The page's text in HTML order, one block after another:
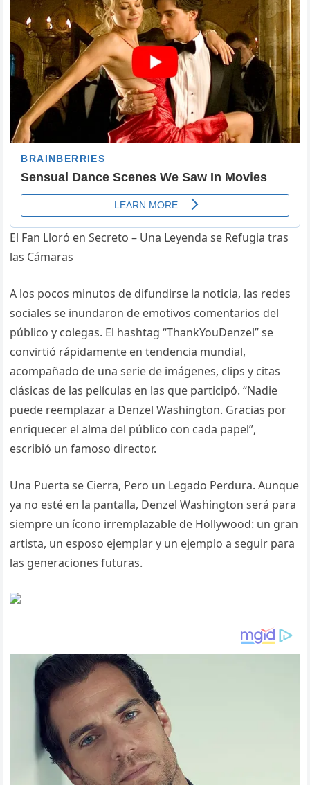
El Fan Lloró en Secreto – Una Leyenda se Refugia tras
las Cámaras
A los pocos minutos de difundirse la noticia, las redes
sociales se inundaron de emotivos comentarios del
público y colegas. El hashtag “ThankYouDenzel” se
convirtió rápidamente en tendencia mundial,
acompañado de una serie de imágenes, clips y citas
clásicas de las películas en las que participó. “Nadie
puede reemplazar a Denzel Washington. Gracias por
enriquecer el alma del público con cada papel”,
escribió un famoso director.
Una Puerta se Cierra, Pero un Legado Perdura. Aunque
ya no esté en la pantalla, Denzel Washington será para
siempre un ícono irremplazable de Hollywood: un gran
artista, un esposo ejemplar y un ejemplo a seguir para
las generaciones futuras.